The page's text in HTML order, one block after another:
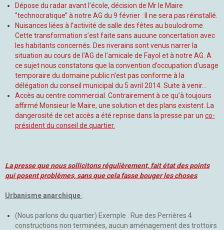
Dépose du radar avant l’école, décision de Mr le Maire
‘’technocratique’’ à notre AG du 9 février : Il ne sera pas réinstallé.
Nuisances liées à l’activité de salle des fêtes au boulodrome.
Cette transformation s’est faite sans aucune concertation avec
les habitants concernés. Des riverains sont venus narrer la
situation au cours de l’AG de l’amicale de Fayol et à notre AG. A
ce sujet nous constatons que la convention d’occupation d’usage
temporaire du domaine public n’est pas conforme à la
délégation du conseil municipal du 5 avril 2014. Suite à venir…
Accès au centre commercial. Contrairement à ce qu’à toujours
affirmé Monsieur le Maire, une solution et des plans existent. La
dangerosité de cet accès a été reprise dans la presse par un co-
président du conseil de quartier.
La presse que nous sollicitons régulièrement, fait état des points
qui posent problèmes, sans que cela fasse bouger les choses.
Urbanisme anarchique :
(Nous parlons du quartier) Exemple : Rue des Perrières 4
constructions non terminées, aucun aménagement des trottoirs